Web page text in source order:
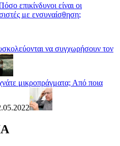
επικίνδυνοι είναι οι
με ενσυναίσθηση;
να συγχωρήσουν τον
μικροπράγματα; Από ποια